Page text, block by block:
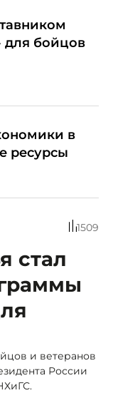
для бойцов
в
ресурсы
1509
стал
и ветеранов
России